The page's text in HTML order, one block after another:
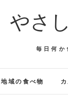
やさ
毎日何か
地域の食べ物